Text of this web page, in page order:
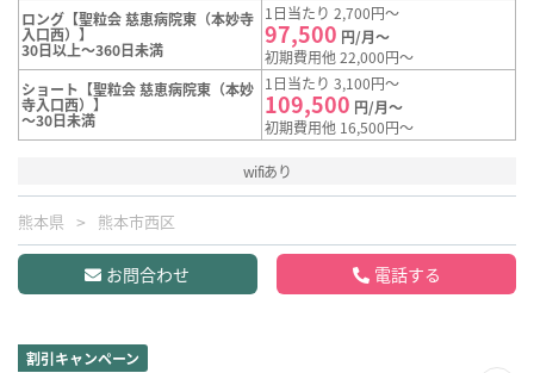
ロング【聖粒会 慈恵病院東（本妙寺
入口西）】
30日以上～360日未満
1日当たり 2,700円～
97,500 円/月～
初期費用他 22,000円～
ショート【聖粒会 慈恵病院東（本妙
寺入口西）】
～30日未満
1日当たり 3,100円～
109,500 円/月～
初期費用他 16,500円～
wifiあり
熊本県 熊本市西区
お問合わせ 電話する
割引キャンペーン